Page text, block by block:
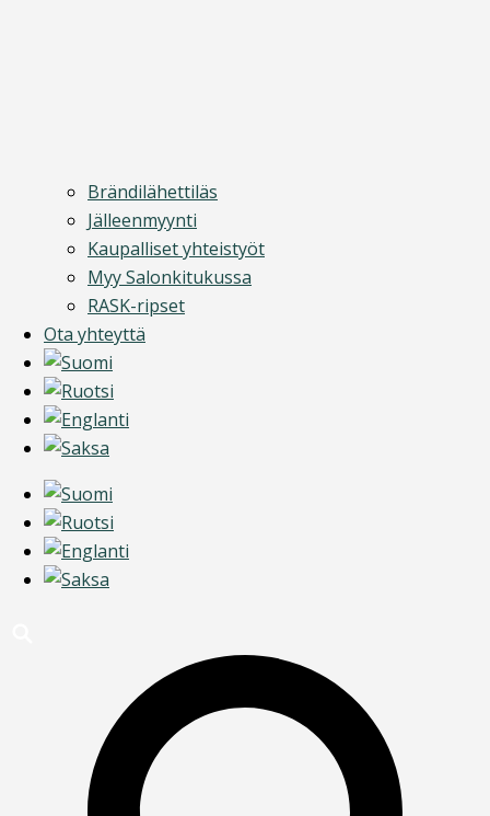
Brändilähettiläs
Jälleenmyynti
Kaupalliset yhteistyöt
Myy Salonkitukussa
RASK-ripset
Ota yhteyttä